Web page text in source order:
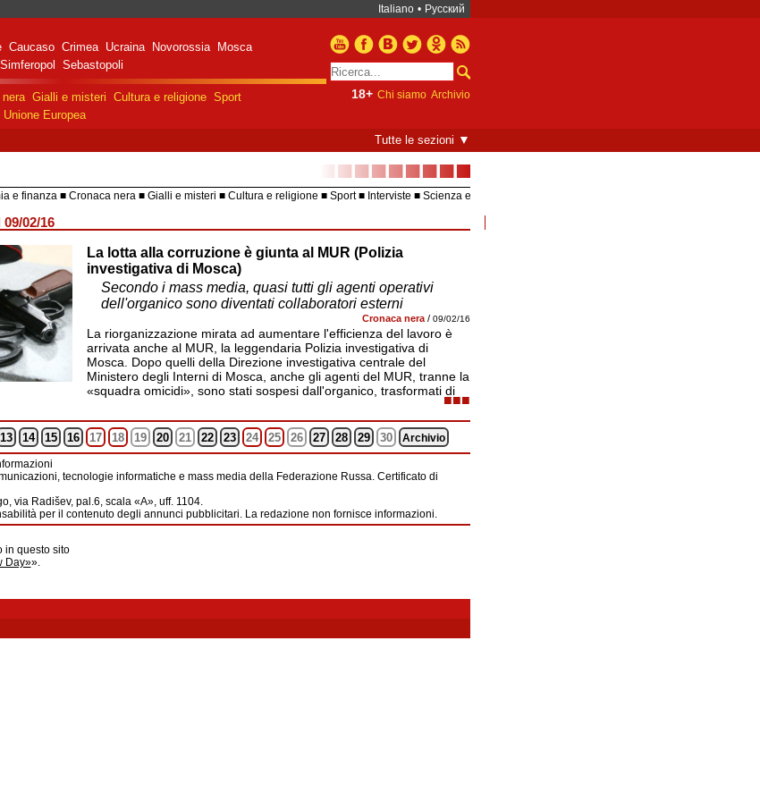
Italiano • Русский
Caucaso Crimea Ucraina Novorossia
Mosca
Simferopol Sebastopoli
Gialli e misteri Cultura e religione Sport
Unione Europea
18+ Chi siamo Archivio
Tutte le sezioni ▼
■■■■■■■■■
e finanza Cronaca nera Gialli e misteri Cultura e religione Sport Interviste
Scienza e
02/16
La lotta alla corruzione è giunta al MUR (Polizia
investigativa di Mosca)
Secondo i mass media, quasi tutti gli agenti operativi
dell'organico sono diventati collaboratori esterni
Cronaca nera/ 09/02/16
La riorganizzazione mirata ad aumentare l'efficienza del lavoro è
arrivata anche al MUR, la leggendaria Polizia investigativa di
Mosca. Dopo quelli della Direzione investigativa centrale del
Ministero degli Interni di Mosca, anche gli agenti del MUR, tranne la
«squadra omicidi», sono stati sospesi dall'organico, trasformati di
■■■
speciale
13 14 15 16 17 18 19 20 21 22 23 24 25 26 27 28 29 30 Archivio
tecnologie informatiche e mass media della Federazione Russa. Certificato di
via Radišev, pal.6, scala «А», uff. 1104.
per il contenuto degli annunci pubblicitari. La redazione non fornisce informazioni.
in questo sito
Day»».